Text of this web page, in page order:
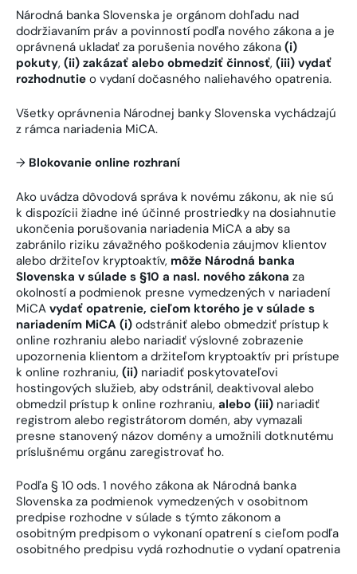
Národná banka Slovenska je orgánom dohľadu nad
dodržiavaním práv a povinností podľa nového zákona a je
oprávnená ukladať za porušenia nového zákona (i)
pokuty, (ii) zakázať alebo obmedziť činnosť, (iii) vydať
rozhodnutie o vydaní dočasného naliehavého opatrenia.
Všetky oprávnenia Národnej banky Slovenska vychádzajú
z rámca nariadenia MiCA.
→ Blokovanie online rozhraní
Ako uvádza dôvodová správa k novému zákonu, ak nie sú
k dispozícii žiadne iné účinné prostriedky na dosiahnutie
ukončenia porušovania nariadenia MiCA a aby sa
zabránilo riziku závažného poškodenia záujmov klientov
alebo držiteľov kryptoaktív, môže Národná banka
Slovenska v súlade s §10 a nasl. nového zákona za
okolností a podmienok presne vymedzených v nariadení
MiCA vydať opatrenie, cieľom ktorého je v súlade s
nariadením MiCA (i) odstrániť alebo obmedziť prístup k
online rozhraniu alebo nariadiť výslovné zobrazenie
upozornenia klientom a držiteľom kryptoaktív pri prístupe
k online rozhraniu, (ii) nariadiť poskytovateľovi
hostingových služieb, aby odstránil, deaktivoval alebo
obmedzil prístup k online rozhraniu, alebo (iii) nariadiť
registrom alebo registrátorom domén, aby vymazali
presne stanovený názov domény a umožnili dotknutému
príslušnému orgánu zaregistrovať ho.
Podľa § 10 ods. 1 nového zákona ak Národná banka
Slovenska za podmienok vymedzených v osobitnom
predpise rozhodne v súlade s týmto zákonom a
osobitným predpisom o vykonaní opatrení s cieľom podľa
osobitného predpisu vydá rozhodnutie o vydaní opatrenia